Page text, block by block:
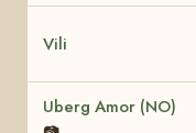
Vili
Uberg Amor (NO)